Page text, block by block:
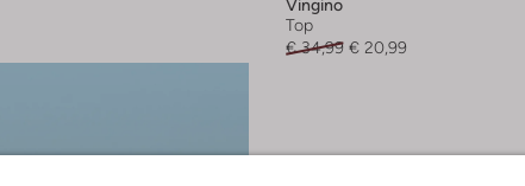
Vingino
Top
€ 34,99 € 20,99